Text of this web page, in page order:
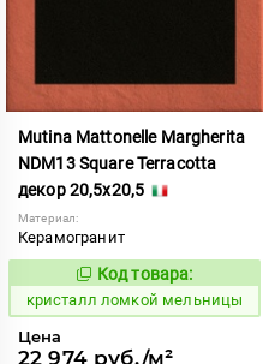
Mutina Mattonelle Margherita
NDM13 Square Terracotta
декор 20,5x20,5
Материал:
Керамогранит
818549
Код товара:
кристалл ломкой мельницы
Цена
22 974 руб./м²